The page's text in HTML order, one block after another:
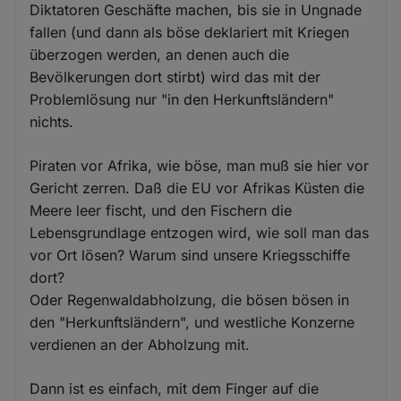
Diktatoren Geschäfte machen, bis sie in Ungnade
fallen (und dann als böse deklariert mit Kriegen
überzogen werden, an denen auch die
Bevölkerungen dort stirbt) wird das mit der
Problemlösung nur "in den Herkunftsländern"
nichts.
Piraten vor Afrika, wie böse, man muß sie hier vor
Gericht zerren. Daß die EU vor Afrikas Küsten die
Meere leer fischt, und den Fischern die
Lebensgrundlage entzogen wird, wie soll man das
vor Ort lösen? Warum sind unsere Kriegsschiffe
dort?
Oder Regenwaldabholzung, die bösen bösen in
den "Herkunftsländern", und westliche Konzerne
verdienen an der Abholzung mit.
Dann ist es einfach, mit dem Finger auf die